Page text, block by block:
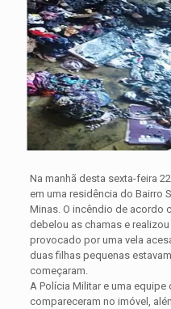
Na manhã desta sexta-feira
em uma residência do Bairro
Minas. O incêndio de acordo
debelou as chamas e
provocado por uma vela
duas filhas pequenas
começaram.
A Polícia Militar e uma equipe
compareceram no imóvel,